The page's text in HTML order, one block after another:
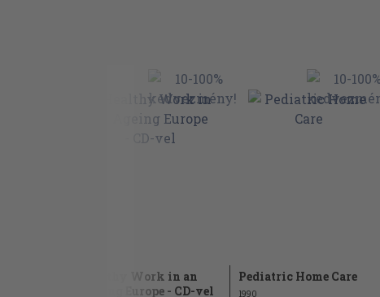
Healthy Work in an
Ageing Europe - CD-vel
Pediatric Home Care
1990